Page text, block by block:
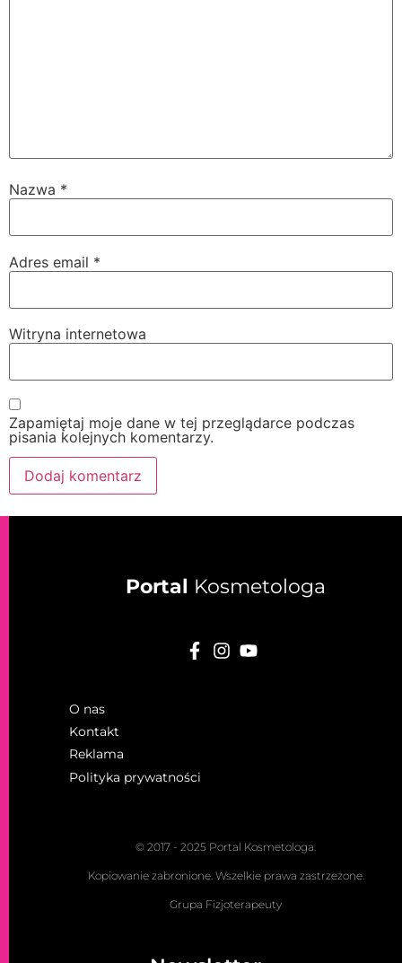
Nazwa *
Adres email *
Witryna internetowa
Zapamiętaj moje dane w tej przeglądarce podczas
pisania kolejnych komentarzy.
Portal Kosmetologa
O nas
Kontakt
Reklama
Polityka prywatności
© 2017 - 2025 Portal Kosmetologa.
Kopiowanie zabronione. Wszelkie prawa zastrzeżone.
Grupa Fizjoterapeuty